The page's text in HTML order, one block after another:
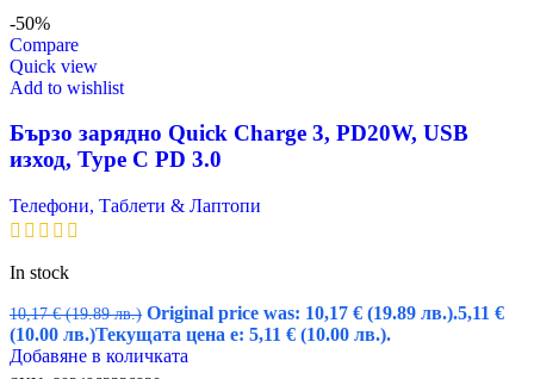
-50%
Compare
Quick view
Add to wishlist
Бързо зарядно Quick Charge 3, PD20W, USB
изход, Type C PD 3.0
Телефони, Таблети & Лаптопи
In stock
10,17€ (19.89 лв.) Original price was: 10,17 € (19.89 лв.).5,11 €
(10.00 лв.)Текущата цена е: 5,11 € (10.00 лв.).
Добавяне в количката